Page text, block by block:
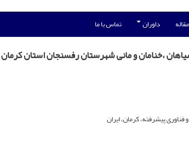
داوران تماس با ما
،خنامان و مانی شهرستان رفسنجان استان کرمان
پیشرفته، کرمان، ایران